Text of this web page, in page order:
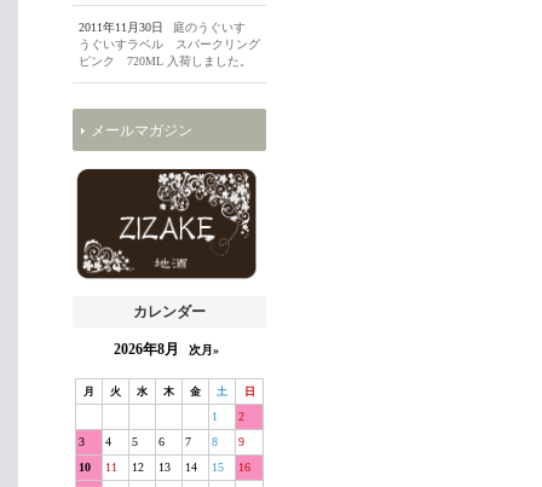
2011年11月30日
庭のうぐいす
うぐいすラベル スパークリング
ピンク 720ML 入荷しました。
メールマガジン
カレンダー
2026年8月 次月»
月 火 水 木 金 土 日
1
2
3
4 5 6 7 8
9
10
11 12 13 14 15
16